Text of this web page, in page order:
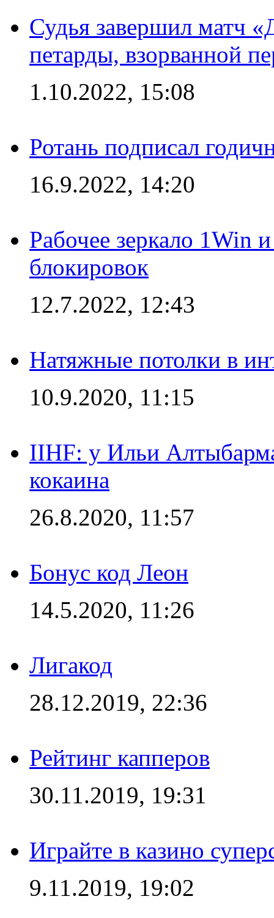
Судья завершил матч
петарды, взорванной
1.10.2022, 15:08
Ротань подписал
16.9.2022, 14:20
Рабочее зеркало 1Win
блокировок
12.7.2022, 12:43
Натяжные потолки в
10.9.2020, 11:15
IIHF: у Ильи
кокаина
26.8.2020, 11:57
Бонус код Леон
14.5.2020, 11:26
Лигакод
28.12.2019, 22:36
Рейтинг капперов
30.11.2019, 19:31
Играйте в казино
9.11.2019, 19:02